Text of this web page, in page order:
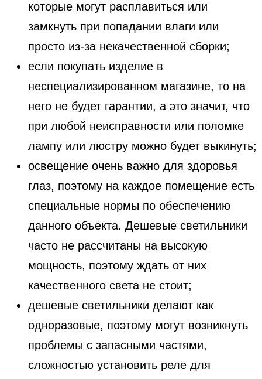
которые могут расплавиться или
замкнуть при попадании влаги или
просто из-за некачественной сборки;
если покупать изделие в
неспециализированном магазине, то на
него не будет гарантии, а это значит, что
при любой неисправности или поломке
лампу или люстру можно будет выкинуть;
освещение очень важно для здоровья
глаз, поэтому на каждое помещение есть
специальные нормы по обеспечению
данного объекта. Дешевые светильники
часто не рассчитаны на высокую
мощность, поэтому ждать от них
качественного света не стоит;
дешевые светильники делают как
одноразовые, поэтому могут возникнуть
проблемы с запасными частями,
сложностью установить реле для